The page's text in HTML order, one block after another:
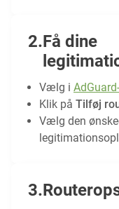
Få dine
Vælg i
Klik på Tilføj
Vælg den